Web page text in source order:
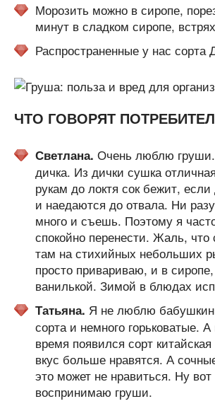
Морозить можно в сиропе,
минут в сладком сиропе,
Распространенные у нас
ЧТО ГОВОРЯТ
Светлана. Очень люблю груши.
дичка. Из дички сушка
рукам до локтя сок бежит,
и наедаются до отвала. Ни
много и съешь. Поэтому я
спокойно перенести. Жаль, что
там на стихийных небольших
просто привариваю, и в
ванилькой. Зимой в блюдах
Татьяна. Я не люблю
сорта и немного горьковатые.
время появился сорт
вкус больше нравятся. А
это может не нравиться. Ну
воспринимаю груши.